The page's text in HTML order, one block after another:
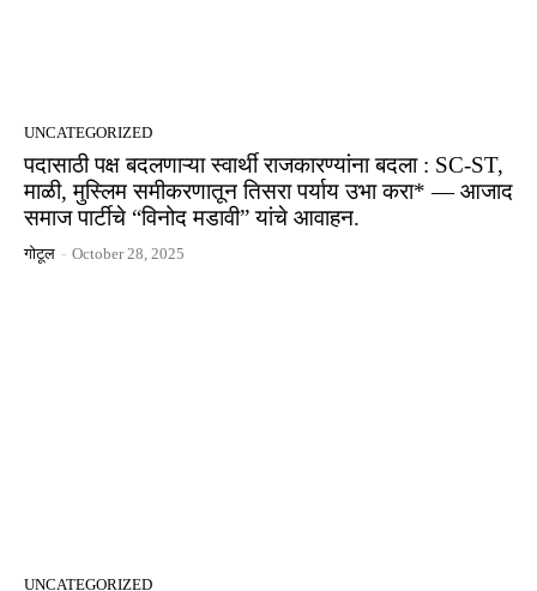
UNCATEGORIZED
पदासाठी पक्ष बदलणाऱ्या स्वार्थी राजकारण्यांना बदला : SC-ST,
माळी, मुस्लिम समीकरणातून तिसरा पर्याय उभा करा* — आजाद
समाज पार्टीचे “विनोद मडावी” यांचे आवाहन.
गोटूल - October 28, 2025
UNCATEGORIZED